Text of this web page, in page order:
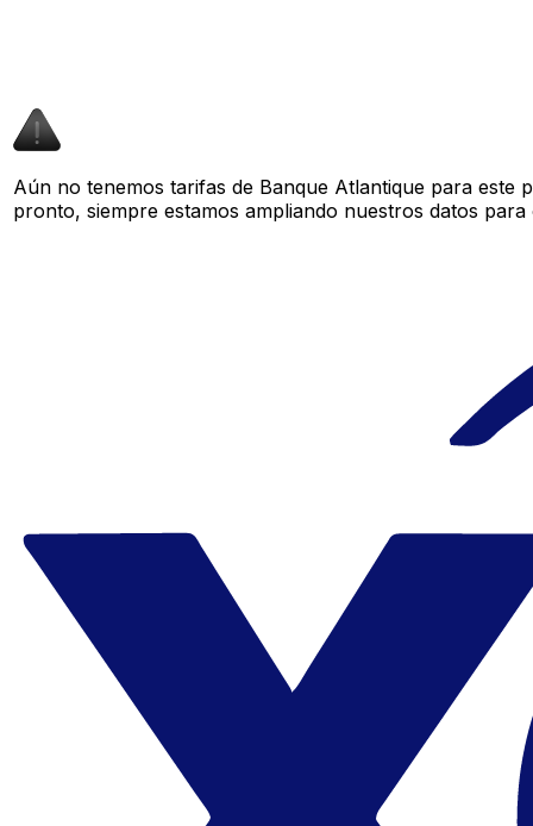
Aún no tenemos tarifas de Banque Atlantique para
pronto, siempre estamos ampliando nuestros datos